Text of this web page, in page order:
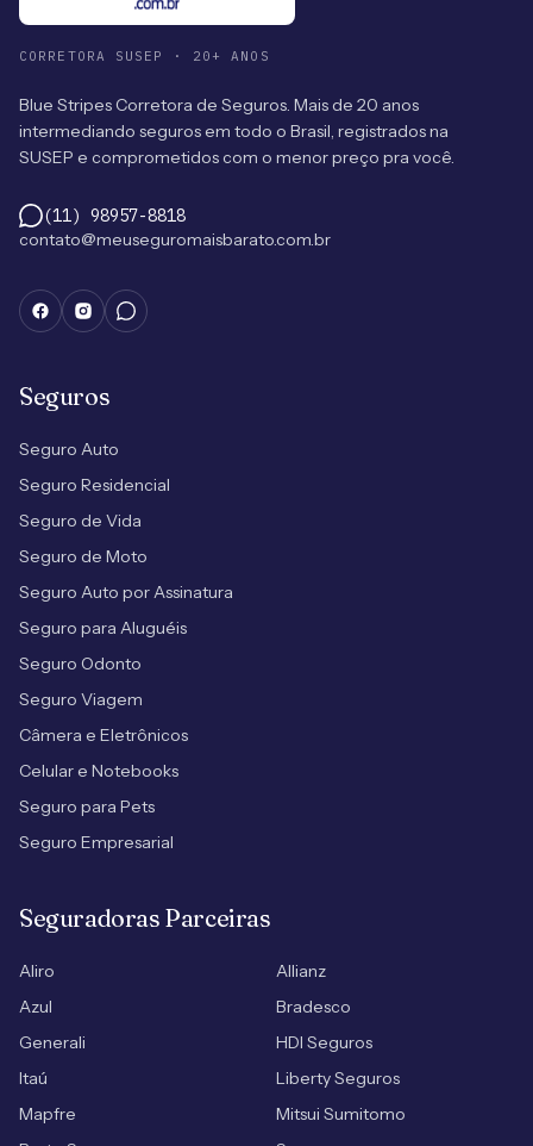
CORRETORA SUSEP · 20+ ANOS
Blue Stripes Corretora de Seguros. Mais de 20 anos
intermediando seguros em todo o Brasil, registrados na
SUSEP e comprometidos com o menor preço pra você.
(11) 98957-8818
contato@meuseguromaisbarato.com.br
Seguros
Seguro Auto
Seguro Residencial
Seguro de Vida
Seguro de Moto
Seguro Auto por Assinatura
Seguro para Aluguéis
Seguro Odonto
Seguro Viagem
Câmera e Eletrônicos
Celular e Notebooks
Seguro para Pets
Seguro Empresarial
Seguradoras Parceiras
Aliro
Allianz
Azul
Bradesco
Generali
HDI Seguros
Itaú
Liberty Seguros
Mapfre
Mitsui Sumitomo